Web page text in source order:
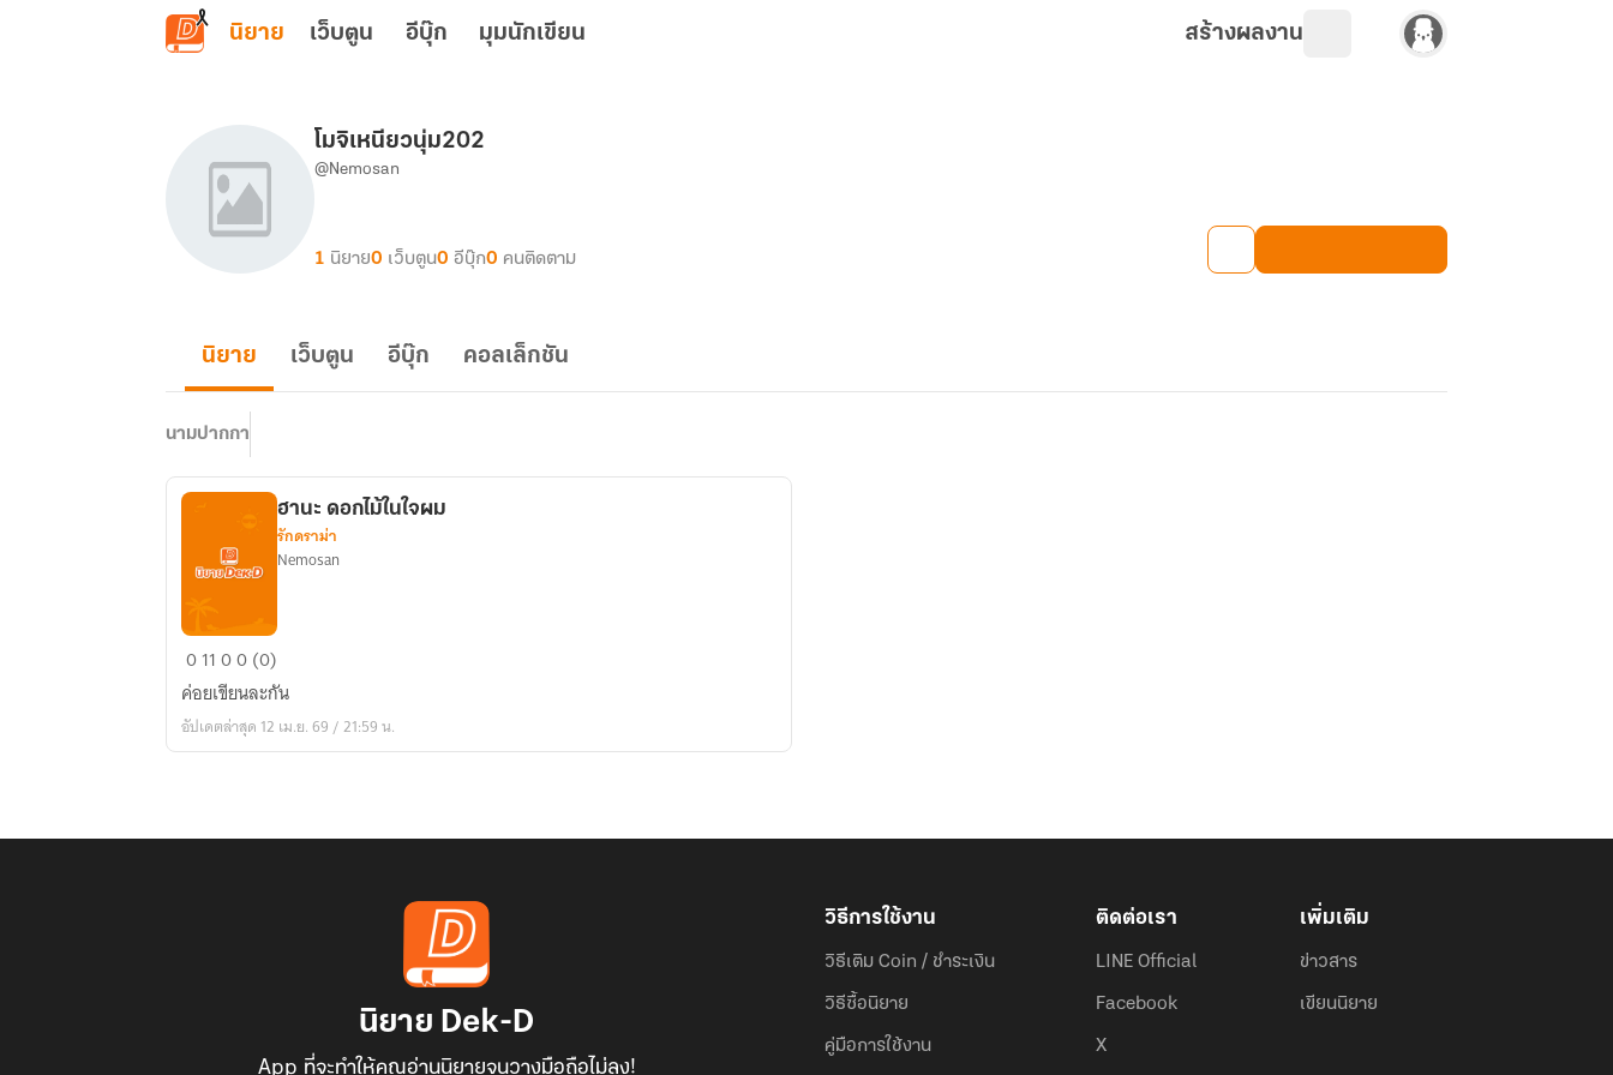
ข้ามไปยังเนื้อหาหลัก
นิยาย เว็บตูน อีบุ๊ก มุมนักเขียน สร้างผลงาน
โมจิเหนียวนุ่ม202
@Nemosan
1 นิยาย0 เว็บตูน0 อีบุ๊ก0 คนติดตาม
นิยาย เว็บตูน อีบุ๊ก คอลเล็กชัน
นามปากกา
ฮานะ
ดอกไม้
ใน
ใจผม
ฮานะ ดอกไม้ในใจผม
รักดราม่า
Nemosan
01100 (0)
ค่อยเขียนละกัน
อัปเดตล่าสุด 12 เม.ย. 69 / 21:59 น.
นิยาย Dek-D
App ที่จะทำให้คุณอ่านนิยายจนวางมือถือไม่ลง!
วิธีการใช้งาน
วิธีเติม Coin / ชำระเงิน
วิธีซื้อนิยาย
คู่มือการใช้งาน
ติดต่อเรา
LINE Official
Facebook
X
เพิ่มเติม
ข่าวสาร
เขียนนิยาย